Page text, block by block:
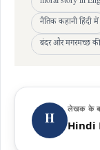
नैतिक कहानी हिंदी में
बंदर और मगरमच्छ
H
लेखक के
Hindi